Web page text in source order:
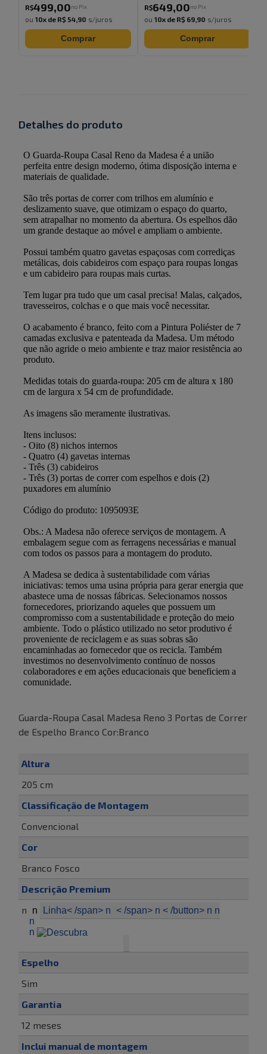
R$499,00no Pix
ou 10x de R$ 54,90 s/juros
Comprar
R$649,00no Pix
ou 10x de R$ 69,90 s/juros
Comprar
Detalhes do produto
Guarda-Roupa Casal Madesa Reno 3 Portas de Correr
de Espelho Branco Cor:Branco
Altura
205 cm
Classificação de Montagem
Convencional
Cor
Branco Fosco
Descrição Premium
n
n Linha< /span> n
< /span> n < /button> n n
n
n
Espelho
Sim
Garantia
12 meses
Inclui manual de montagem